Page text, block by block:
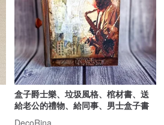
盒子爵士樂、垃圾風格、棺材書、送
給老公的禮物、給同事、男士盒子書